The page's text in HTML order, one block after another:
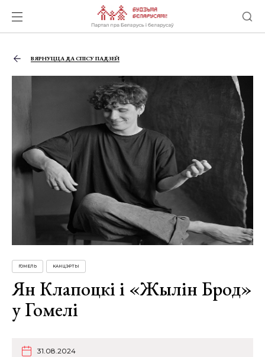
ВЯРНУЦЦА ДА СПІСУ ПАДЗЕЙ
ГОМЕЛЬ КАНЦЭРТЫ
Ян Клапоцкі і «Жылін Брод»
у Гомелі
31.08.2024